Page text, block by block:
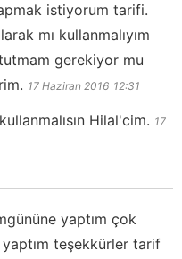
istiyorum tarifi.
mı kullanmalıyım
gerekiyor mu
17 Haziran 2016 12:31
Hilal'cim. 17
yaptım çok
teşekkürler tarif